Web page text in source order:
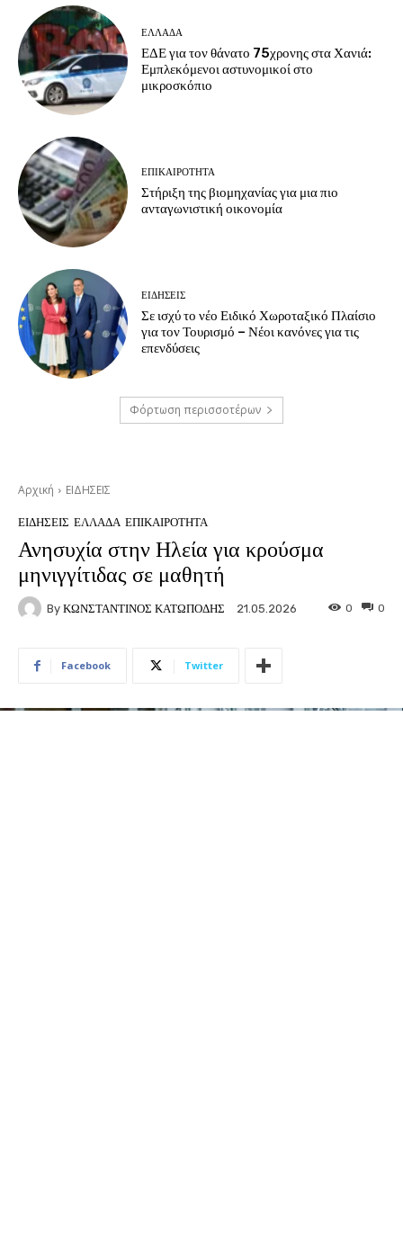
ΕΛΛΑΔΑ
ΕΔΕ για τον θάνατο 75χρονης στα Χανιά:
Εμπλεκόμενοι αστυνομικοί στο
μικροσκόπιο
ΕΠΙΚΑΙΡΟΤΗΤΑ
Στήριξη της βιομηχανίας για μια πιο
ανταγωνιστική οικονομία
ΕΙΔΗΣΕΙΣ
Σε ισχύ το νέο Ειδικό Χωροταξικό Πλαίσιο
για τον Τουρισμό – Νέοι κανόνες για τις
επενδύσεις
Φόρτωση περισσοτέρων